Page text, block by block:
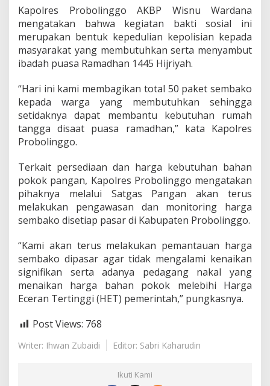
b
o
i
n
g
G
e
l
k
s
o
d
i
o
s
a
n
t
e
s
Kapolres Probolinggo AKBP Wisnu Wardana
mengatakan bahwa kegiatan bakti sosial ini
merupakan bentuk kepedulian kepolisian kepada
masyarakat yang membutuhkan serta menyambut
ibadah puasa Ramadhan 1445 Hijriyah.
“Hari ini kami membagikan total 50 paket sembako
kepada warga yang membutuhkan sehingga
setidaknya dapat membantu kebutuhan rumah
tangga disaat puasa ramadhan,” kata Kapolres
Probolinggo.
Terkait persediaan dan harga kebutuhan bahan
pokok pangan, Kapolres Probolinggo mengatakan
pihaknya melalui Satgas Pangan akan terus
melakukan pengawasan dan monitoring harga
sembako disetiap pasar di Kabupaten Probolinggo.
“Kami akan terus melakukan pemantauan harga
sembako dipasar agar tidak mengalami kenaikan
signifikan serta adanya pedagang nakal yang
menaikan harga bahan pokok melebihi Harga
Eceran Tertinggi (HET) pemerintah,” pungkasnya.
Post Views: 768
Writer: Ihwan Zubaidi Editor: Sabri Kaharudin
Ikuti Kami